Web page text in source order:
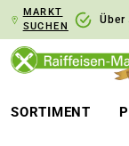
Zur
MARKT
SUCHEN
Über
SORTIMENT